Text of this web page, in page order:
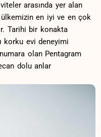
arasında yer ‍alan
en iyi ve en çok
Tarihi bir konakta⁤
korku evi deneyimi
olan ‍Pentagram
dolu anlar⁤